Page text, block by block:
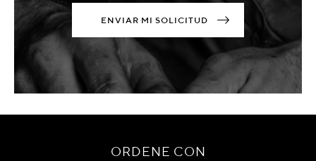
ENVIAR MI SOLICITUD
ORDENE CON